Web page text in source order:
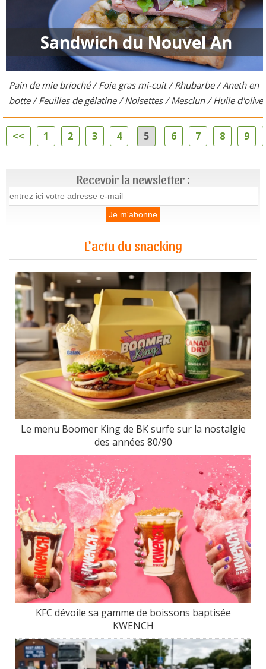
Sandwich du Nouvel An
Pain de mie brioché / Foie gras mi-cuit / Rhubarbe / Aneth en
botte / Feuilles de gélatine / Noisettes / Mesclun / Huile d'olive
<< 1 2 3 4 5 6 7 8 9
Recevoir la newsletter :
L'actu du snacking
Le menu Boomer King de BK surfe sur la nostalgie
des années 80/90
KFC dévoile sa gamme de boissons baptisée
KWENCH